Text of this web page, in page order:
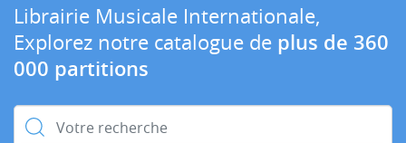
Librairie Musicale Internationale,
Explorez notre catalogue de plus de 360
000 partitions
Rechercher :